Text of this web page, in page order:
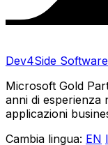
Dev4Side Software
Microsoft Gold
anni di esperienza
applicazioni
Cambia lingua: EN